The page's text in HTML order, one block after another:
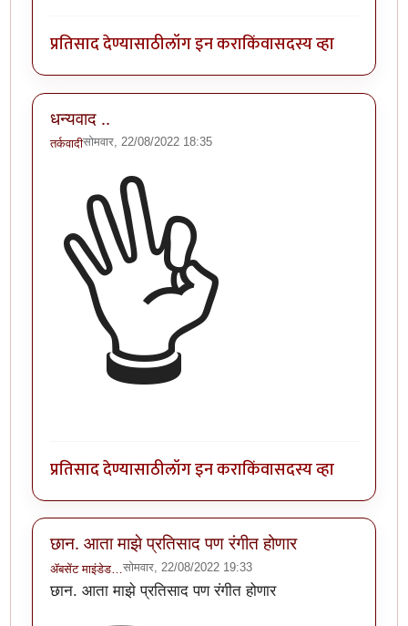
प्रतिसाद देण्यासाठीलॉग इन कराकिंवासदस्य व्हा
धन्यवाद ..
तर्कवादीसोमवार, 22/08/2022 18:35
👌
प्रतिसाद देण्यासाठीलॉग इन कराकिंवासदस्य व्हा
छान. आता माझे प्रतिसाद पण रंगीत होणार
ॲबसेंट माइंडेड… सोमवार, 22/08/2022 19:33
छान. आता माझे प्रतिसाद पण रंगीत होणार